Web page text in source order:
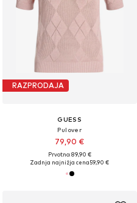
RAZPRODAJA
GUESS
Pulover
79,90 €
Prvotno: 89,90 €
Zadnja najnižja cena59,90 €